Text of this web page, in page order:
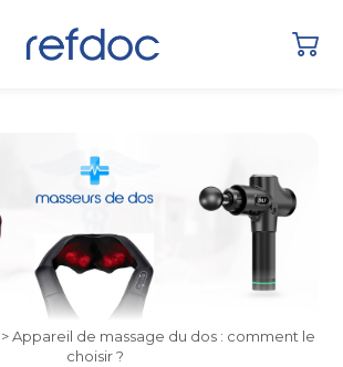
> Appareil de massage du dos : comment le
choisir ?